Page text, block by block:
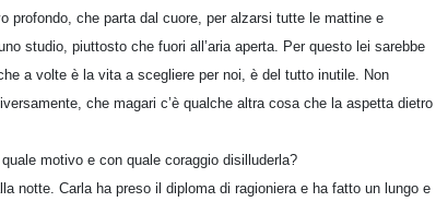
profondo, che parta dal cuore, per alzarsi tutte le mattine e
studio, piuttosto che fuori all’aria aperta. Per questo lei sarebbe
a volte è la vita a scegliere per noi, è del tutto inutile. Non
che magari c’è qualche altra cosa che la aspetta dietro
motivo e con quale coraggio disilluderla?
notte. Carla ha preso il diploma di ragioniera e ha fatto un lungo e